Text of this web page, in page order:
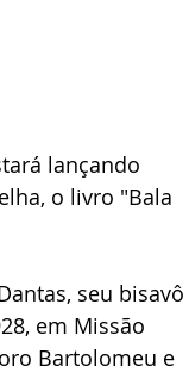
lançando
o livro "Bala
seu bisavô
em Missão
Bartolomeu e